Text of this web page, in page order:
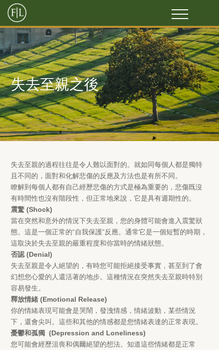
失去至親之後
失去至親的過程往往是令人難以面對的。就如同每個人都是獨特
且不同的，面對和化解悲傷的反應及方法也是有所不同。
瞭解到每個人都有自己經歷悲傷的方式是極為重要的，悲傷既沒
有時間性也沒有階段性，但正常地來說，它是具有週期性的。
震驚 (Shock)
當在突然和意外的情況下失去至親，您的身體可能會進入震驚狀
態。這是一個正常的“自我保護”反應。通常它是一個短暫的時期，
這取決於失去至親的嚴重程度和你當時的情緒狀態。
否認 (Denial)
失去至親是令人絕望的，有時您可能拒絕接受事實，甚至到了會
幻想您心愛的人還活著的地步。這種情況在突然失去至親時特別
容易發生。
釋放情緒 (Emotional Release)
你的情緒表現可能會是哭鬧，發洩情感，情緒波動，某些情況
下，還會尖叫。這些和其他的情感都是您情緒表達的正常表現。
憂鬱和孤獨 (Depression and Loneliness)
您可能會經歷沮喪和偶爾絕望的想法。知道這些情緒都是正常